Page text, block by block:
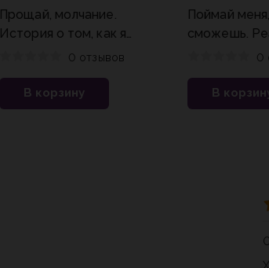
Прощай, молчание.
История о том, как я
пережила выкидыш
0 отзывов
В корзину
Поймай
сможешь.
история
за всю
0
В